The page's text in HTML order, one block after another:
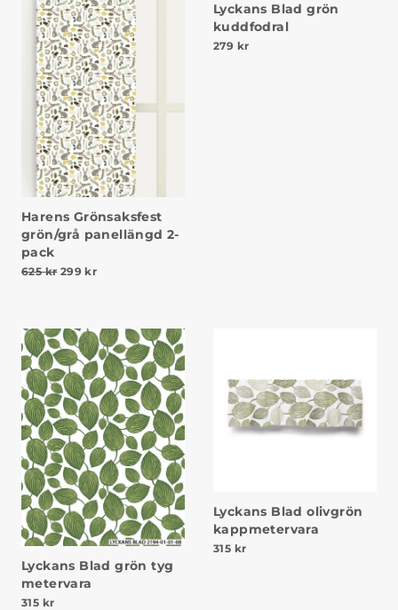
Harens Grönsaksfest
grön/grå panellängd 2-
pack
625kr Det ursprungliga priset var: 625 kr.
299 krDet nuvarande priset är: 299 kr.
Lyckans Blad grön
kuddfodral
279 kr
Lyckans Blad grön tyg
metervara
315 kr
Lyckans Blad olivgrön
kappmetervara
315 kr